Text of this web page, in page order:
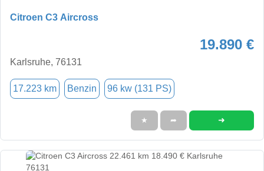
Citroen C3 Aircross
19.890 €
Karlsruhe, 76131
17.223 km Benzin 96 kw (131 PS)
★ ➦ ➜